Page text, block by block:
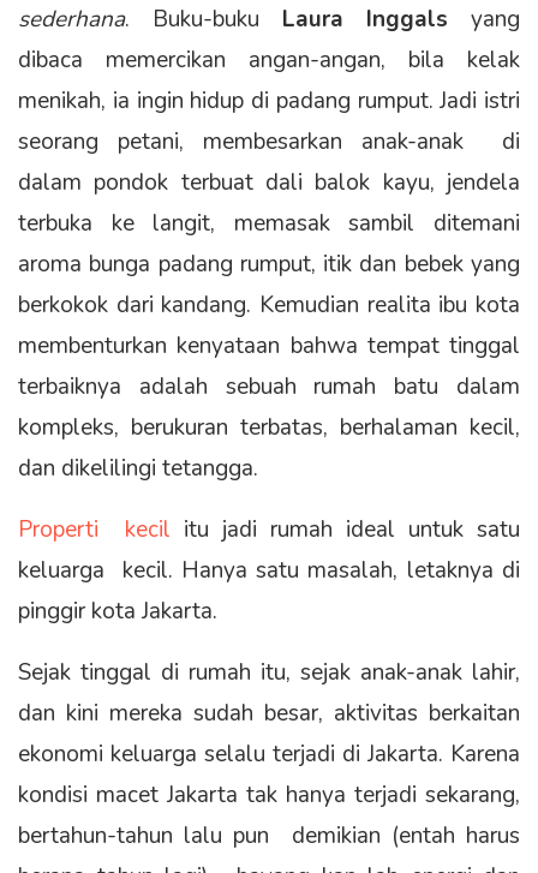
sederhana. Buku-buku Laura Inggals yang
dibaca memercikan angan-angan, bila kelak
menikah, ia ingin hidup di padang rumput. Jadi istri
seorang petani, membesarkan anak-anak di
dalam pondok terbuat dali balok kayu, jendela
terbuka ke langit, memasak sambil ditemani
aroma bunga padang rumput, itik dan bebek yang
berkokok dari kandang. Kemudian realita ibu kota
membenturkan kenyataan bahwa tempat tinggal
terbaiknya adalah sebuah rumah batu dalam
kompleks, berukuran terbatas, berhalaman kecil,
dan dikelilingi tetangga.
Properti kecil itu jadi rumah ideal untuk satu
keluarga kecil. Hanya satu masalah, letaknya di
pinggir kota Jakarta.
Sejak tinggal di rumah itu, sejak anak-anak lahir,
dan kini mereka sudah besar, aktivitas berkaitan
ekonomi keluarga selalu terjadi di Jakarta. Karena
kondisi macet Jakarta tak hanya terjadi sekarang,
bertahun-tahun lalu pun demikian (entah harus